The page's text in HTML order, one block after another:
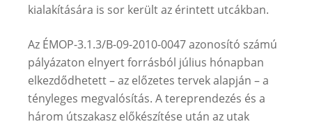
kialakítására is sor került az érintett utcákban.
Az ÉMOP-3.1.3/B-09-2010-0047 azonosító számú
pályázaton elnyert forrásból július hónapban
elkezdődhetett – az előzetes tervek alapján – a
tényleges megvalósítás. A tereprendezés és a
három útszakasz előkészítése után az utak